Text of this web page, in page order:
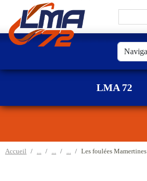
LMA 72
Accueil Les foulées Mamertines
Panneau de gestion des cookies